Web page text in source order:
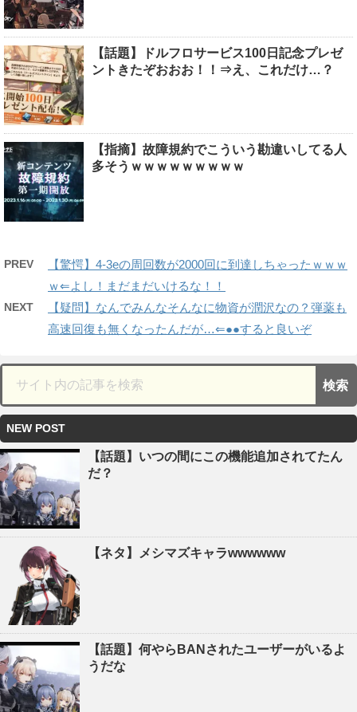
【話題】ドルフロサービス100日記念プレゼ
ントきたぞおおお！！⇒え、これだけ…？
【指摘】故障規約でこういう勘違いしてる人
多そうｗｗｗｗｗｗｗｗｗ
PREV
【驚愕】4-3eの周回数が2000回に到達しちゃったｗｗｗ
ｗ⇐よし！まだまだいけるな！！
NEXT
【疑問】なんでみんなそんなに物資が潤沢なの？弾薬も
高速回復も無くなったんだが…⇐●●すると良いぞ
NEW POST
【話題】いつの間にこの機能追加されてたん
だ？
【ネタ】メシマズキャラwwwwww
【話題】何やらBANされたユーザーがいるよ
うだな